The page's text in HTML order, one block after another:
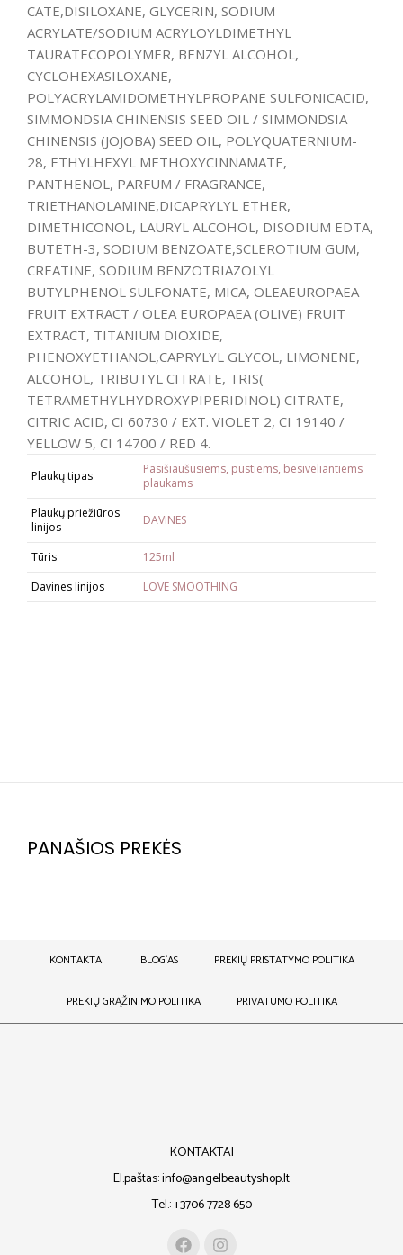
CATE,DISILOXANE, GLYCERIN, SODIUM
ACRYLATE/SODIUM ACRYLOYLDIMETHYL
TAURATECOPOLYMER, BENZYL ALCOHOL,
CYCLOHEXASILOXANE,
POLYACRYLAMIDOMETHYLPROPANE SULFONICACID,
SIMMONDSIA CHINENSIS SEED OIL / SIMMONDSIA
CHINENSIS (JOJOBA) SEED OIL, POLYQUATERNIUM-
28, ETHYLHEXYL METHOXYCINNAMATE,
PANTHENOL, PARFUM / FRAGRANCE,
TRIETHANOLAMINE,DICAPRYLYL ETHER,
DIMETHICONOL, LAURYL ALCOHOL, DISODIUM EDTA,
BUTETH-3, SODIUM BENZOATE,SCLEROTIUM GUM,
CREATINE, SODIUM BENZOTRIAZOLYL
BUTYLPHENOL SULFONATE, MICA, OLEAEUROPAEA
FRUIT EXTRACT / OLEA EUROPAEA (OLIVE) FRUIT
EXTRACT, TITANIUM DIOXIDE,
PHENOXYETHANOL,CAPRYLYL GLYCOL, LIMONENE,
ALCOHOL, TRIBUTYL CITRATE, TRIS(
TETRAMETHYLHYDROXYPIPERIDINOL) CITRATE,
CITRIC ACID, CI 60730 / EXT. VIOLET 2, CI 19140 /
YELLOW 5, CI 14700 / RED 4.
Plaukų tipas
Pasišiaušusiems, pūstiems, besiveliantiems
plaukams
Plaukų priežiūros
linijos
DAVINES
Tūris
125ml
Davines linijos
LOVE SMOOTHING
PANAŠIOS PREKĖS
KONTAKTAI BLOG`AS PREKIŲ PRISTATYMO POLITIKA
PREKIŲ GRĄŽINIMO POLITIKA PRIVATUMO POLITIKA
KONTAKTAI
El.paštas: info@angelbeautyshop.lt
Tel.: +3706 7728 650